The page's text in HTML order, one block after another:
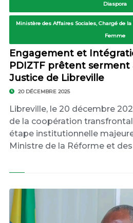
Diaspora
Ministère des Affaires Sociales, Chargé de
Femme
Engagement et
PDIZTF prêtent serment
Justice de Libreville
20 DÉCEMBRE 2025
Libreville, le 20 décembre
de la coopération
étape institutionnelle
Ministre de la Réforme et